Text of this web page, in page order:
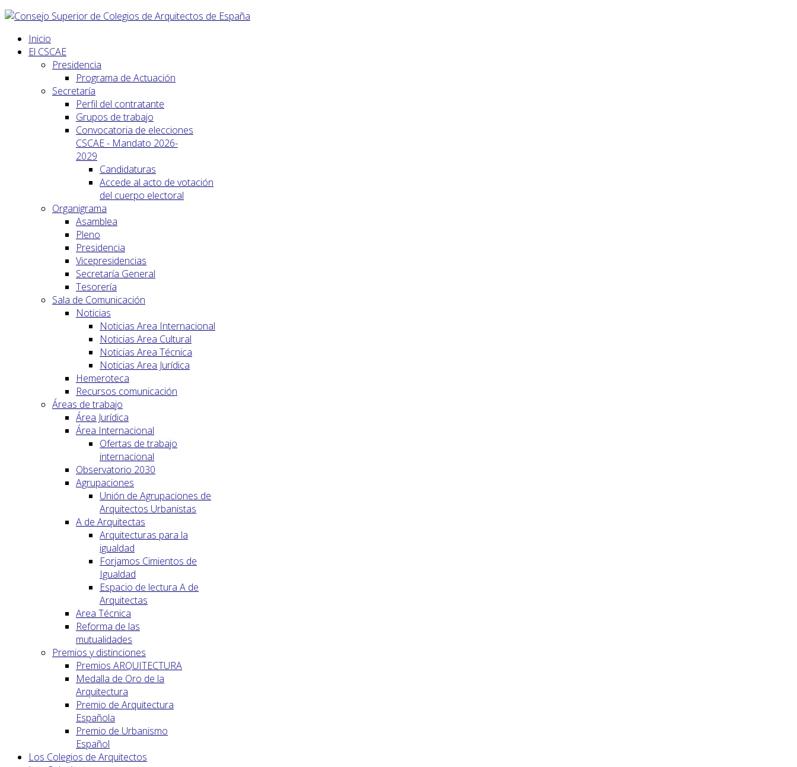
Inicio
El CSCAE
Presidencia
Programa de Actuación
Secretaría
Perfil del contratante
Grupos de trabajo
Convocatoria de elecciones
CSCAE - Mandato 2026-
2029
Candidaturas
Accede al acto de votación
del cuerpo electoral
Organigrama
Asamblea
Pleno
Presidencia
Vicepresidencias
Secretaría General
Tesorería
Sala de Comunicación
Noticias
Noticias Area Internacional
Noticias Area Cultural
Noticias Area Técnica
Noticias Area Jurídica
Hemeroteca
Recursos comunicación
Áreas de trabajo
Área Jurídica
Área Internacional
Ofertas de trabajo
internacional
Observatorio 2030
Agrupaciones
Unión de Agrupaciones de
Arquitectos Urbanistas
A de Arquitectas
Arquitecturas para la
igualdad
Forjamos Cimientos de
Igualdad
Espacio de lectura A de
Arquitectas
Area Técnica
Reforma de las
mutualidades
Premios y distinciones
Premios ARQUITECTURA
Medalla de Oro de la
Arquitectura
Premio de Arquitectura
Española
Premio de Urbanismo
Español
Los Colegios de Arquitectos